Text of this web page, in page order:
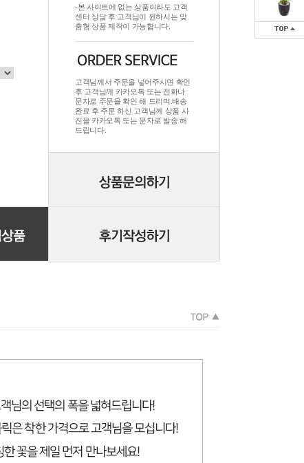
-본 사이트에 없는 상품이라도 고객
센터 상담 후 고객님이 원하시는 맞
춤형 상품 제작이 가능합니다.
고객님께서 주문을 넣어주시면 확인
후 고객님께 카카오톡 또는 전화나
문자로 주문을 확인 해 드리며.배송
완료 후 주문 하신 고객님께 상품 사
진을 카카오톡 또는 문자로 발송 해
드립니다.